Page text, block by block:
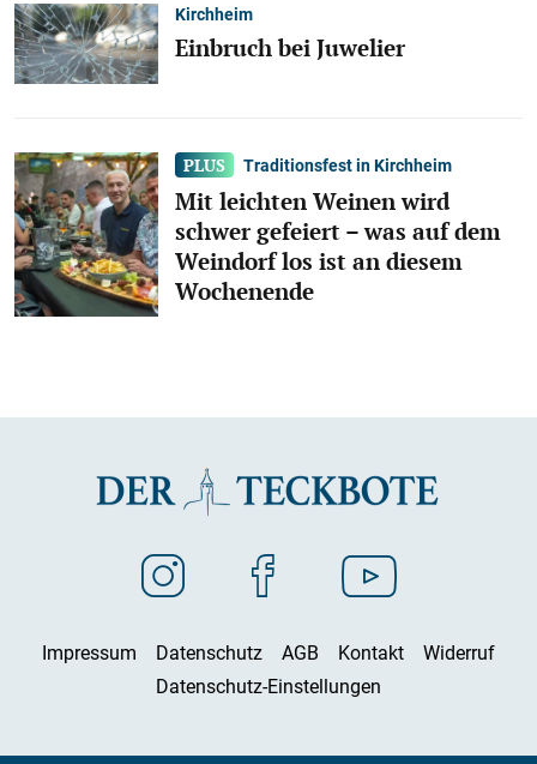
Kirchheim
Einbruch bei Juwelier
Traditionsfest in Kirchheim
Mit leichten Weinen wird
schwer gefeiert – was auf dem
Weindorf los ist an diesem
Wochenende
Impressum Datenschutz AGB Kontakt
Widerruf
Datenschutz-Einstellungen